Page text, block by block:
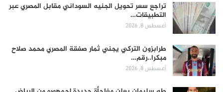
تراجع سعر تحويل الجنيه السوداني مقابل المصري عبر
التطبيقات…
أغسطس 8, 2026
طرابزون التركي يجني ثمار صفقة المصري محمد صلاح
مبكرا..رقم…
أغسطس 8, 2026